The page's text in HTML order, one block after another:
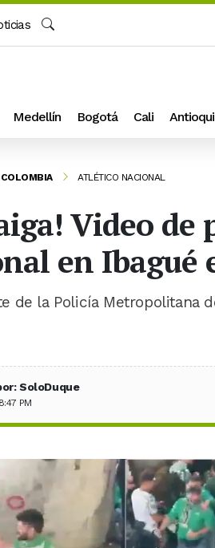
Buscar
Medellín Bogotá Cali
ATLÉTICO NACIONAL
Video
en Ibagué
de la Policía Metropolitana
SoloDuque
PM